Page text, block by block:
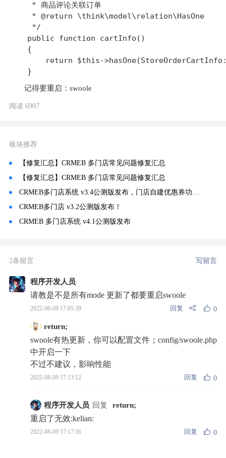
     * 商品评论关联订单
     * @return \think\model\relation\HasOne
     */
    public function cartInfo()
    {
return $this-
记得要重启：swoole
阅读 6907
板块推荐
【修复汇总】CRMEB 多门店常见问题修复汇总
【修复汇总】CRMEB 多门店常见问题修复汇总
CRMEB多门店系统 v3.4公测版发布，门店自建优惠券功能上线🔥
CRMEB多门店 v3.2公测版发布！
CRMEB 多门店系统 v4.1公测版发布
2条留言 写留言
程序开发人员
请教是不是所有mode 更新了都要重启swoole
2022-08-09 17:05:39 回复 0
return;
swoole有热更新，你可以配置文件；config/swoole.php
中开启一下
不过不建议，影响性能
2022-08-09 17:13:12 回复 0
程序开发人员 回复 return;
重启了无效:kelian:
2022-08-09 17:17:56 回复 0